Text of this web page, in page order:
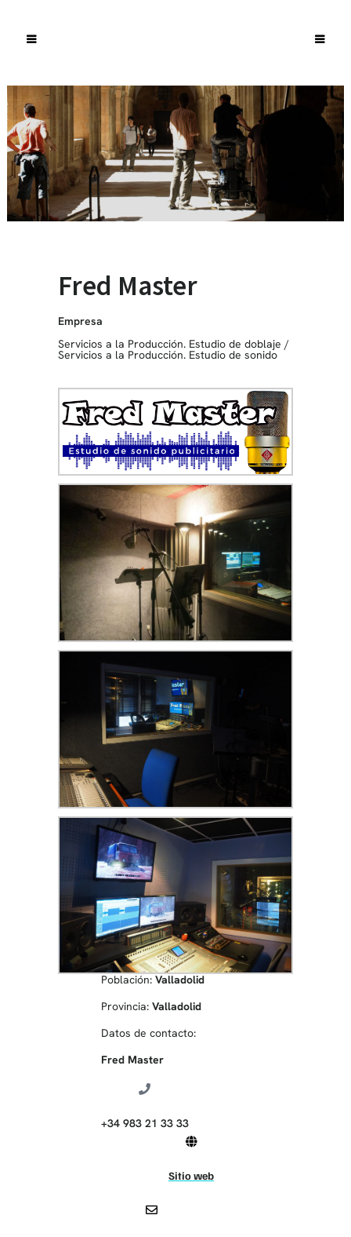
Fred Master
Empresa
Servicios a la Producción. Estudio de doblaje /
Servicios a la Producción. Estudio de sonido
Población: Valladolid
Provincia: Valladolid
Datos de contacto:
Fred Master
+34 983 21 33 33
Sitio web